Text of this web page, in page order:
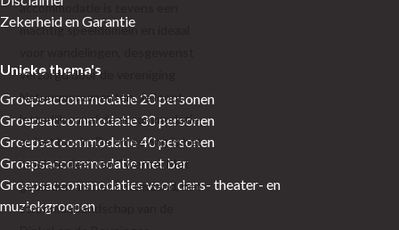
accommodatie is tevens een
machtig speeldomein en ideaal
verzorgd door de vereniging
Natuurmonumenten. Je loopt
letterlijk vanaf de accommodatie
zo het bos in. De omgeving is het
mooiste deel van Twente. Met
gebieden als het Lutterzand, het
stroomdal landschap van de
Zekerheid en Garantie
Unieke thema's
Groepsaccommodatie 20 personen
Groepsaccommodatie 30 personen
Groepsaccommodatie 40 personen
Groepsaccommodatie met bar
Groepsaccommodaties voor dans- theater- en
muziekgroepen